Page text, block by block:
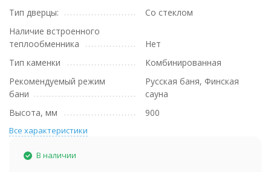
Тип дверцы:
Со стеклом
Наличие встроенного
теплообменника
Нет
Тип каменки
Комбинированная
Рекомендуемый режим
бани
Русская баня, Финская
сауна
Высота, мм
900
Все характеристики
В наличии